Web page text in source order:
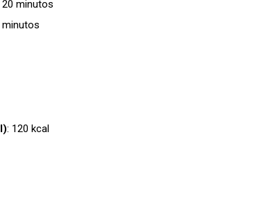
20 minutos
minutos
: 120 kcal